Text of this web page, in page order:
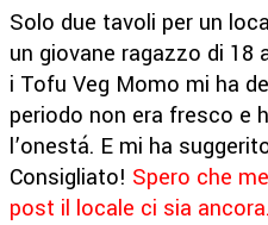
Solo due tavoli per un
un giovane ragazzo di 18
i Tofu Veg Momo mi ha
periodo non era fresco e
l’onestá. E mi ha
Consigliato! Spero che
post il locale ci sia ancora.